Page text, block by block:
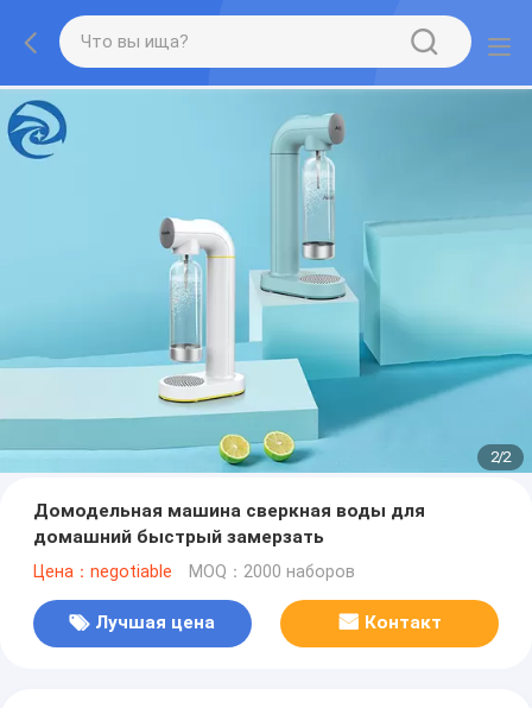
2/2
Домодельная машина сверкная воды для
домашний быстрый замерзать
Цена：negotiable MOQ：2000 наборов
Лучшая цена Контакт